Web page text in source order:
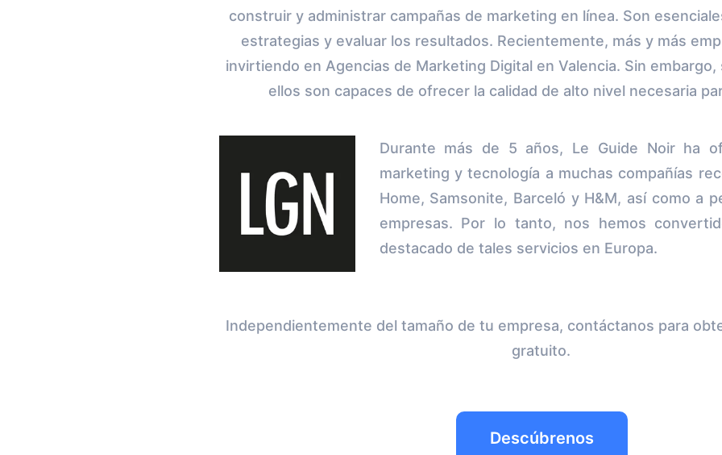
construir y administrar campañas de marketing en línea. Son
estrategias y evaluar los resultados. Recientemente, más y más
invirtiendo en Agencias de Marketing Digital en Valencia. Sin
ellos son capaces de ofrecer la calidad de alto nivel necesaria
Durante más de 5 años, Le Guide Noir ha
marketing y tecnología a muchas compañías
Home, Samsonite, Barceló y H&M, así como a
empresas. Por lo tanto, nos hemos
destacado de tales servicios en Europa.
Independientemente del tamaño de tu empresa, contáctanos para
gratuito.
Descúbrenos